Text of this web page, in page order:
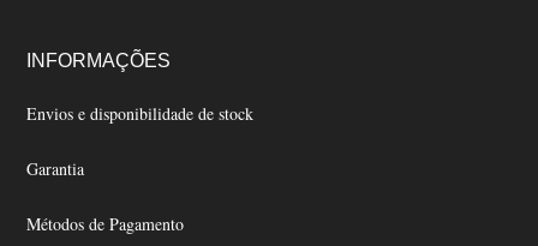
INFORMAÇÕES
Envios e disponibilidade de stock
Garantia
Métodos de Pagamento